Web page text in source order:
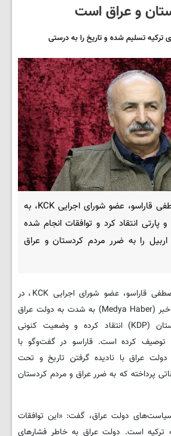
و عراق است
ترکیه تسلیم شده و تاریخ را به درستی
سرویس ترکیه - مصطفی قاراسو، عضو شورای اجرایی KCK، به
انتقاد کرد و توافقات انجام شده
اربیل را به ضرر مردم کردستان و عراق
به گزارش کردپرس، مصطفی قاراسو، عضو شورای اجرایی KCK، در
گفتگو با تلویزیون مدیا خبر (Medya Haber) به شدت به دولت عراق
و حزب دموکرات کردستان (KDP) انتقاد کرده و وضعیت کنونی
توصیف کرده است. قاراسو در گفت‌وگو با
دولت عراق با نادیده گرفتن تاریخ و تحت
پرداخته که به ضرر عراق و مردم کردستان
سیاست‌های دولت عراق، گفت: «این توافقات
ترکیه است. دولت عراق به خاطر فشارهای